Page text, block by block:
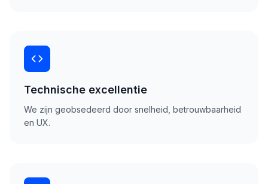
Technische excellentie
We zijn geobsedeerd door snelheid, betrouwbaarheid
en UX.